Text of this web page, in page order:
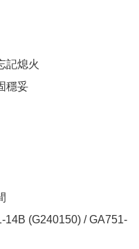
記熄火
穩妥
14B (G240150) / GA751-